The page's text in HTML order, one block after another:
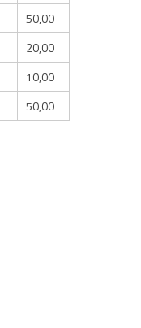
50,00
20,00
10,00
50,00